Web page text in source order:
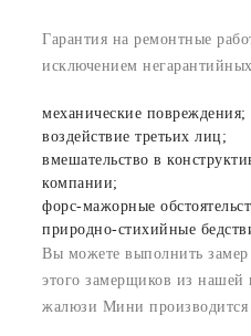
Гарантия на ремонтные
исключением
механические повреждения;
воздействие третьих лиц;
вмешательство в
компании;
форс-мажорные
природно-стихийные
Вы можете выполнить замер
этого замерщиков из
жалюзи Мини производится